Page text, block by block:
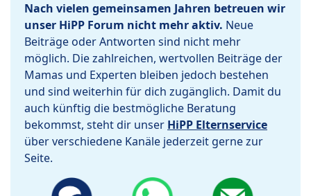
Nach vielen gemeinsamen Jahren betreuen wir
unser HiPP Forum nicht mehr aktiv. Neue
Beiträge oder Antworten sind nicht mehr
möglich. Die zahlreichen, wertvollen Beiträge der
Mamas und Experten bleiben jedoch bestehen
und sind weiterhin für dich zugänglich. Damit du
auch künftig die bestmögliche Beratung
bekommst, steht dir unser HiPP Elternservice
über verschiedene Kanäle jederzeit gerne zur
Seite.